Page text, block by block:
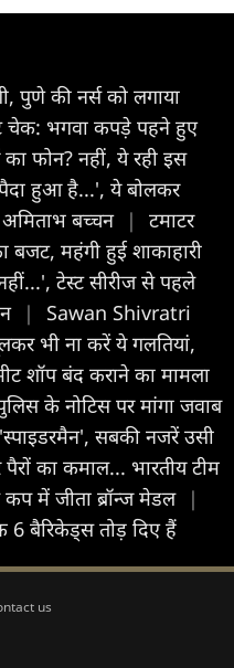
पुणे की नर्स को लगाया
चेक: भगवा कपड़े पहने हुए
फोन? नहीं, ये रही इस
हुआ है...', ये बोलकर
अमिताभ बच्चन |
टमाटर
महंगी हुई शाकाहारी
टेस्ट सीरीज से पहले
|
Sawan Shivratri
भी ना करें ये गलतियां,
शॉप बंद कराने का मामला
के नोटिस पर मांगा जवाब
'स्पाइडरमैन', सबकी नजरें उसी
का कमाल... भारतीय टीम
में जीता ब्रॉन्ज मेडल |
6 बैरिकेड्स तोड़ दिए हैं
us